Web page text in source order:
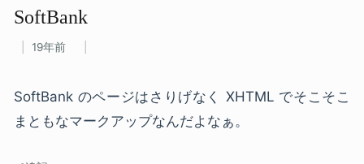
SoftBank
19年前
SoftBank のページはさりげなく XHTML でそこそこ
まともなマークアップなんだよなぁ。